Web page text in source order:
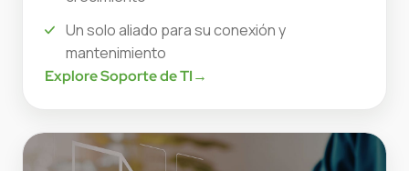
Un solo aliado para su conexión y
mantenimiento
Explore Soporte de TI→